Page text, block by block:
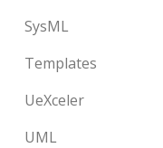
SysML
Templates
UeXceler
UML